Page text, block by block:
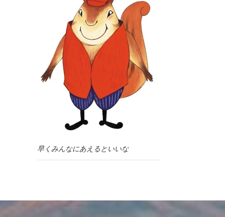
早くみんなにあえるといいな